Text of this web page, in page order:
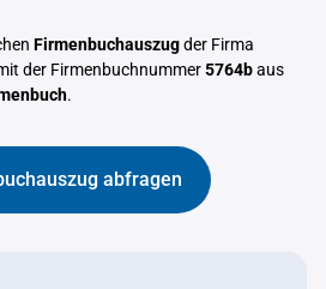
Firmenbuchauszugder Firma
der Firmenbuchnummer5764baus
.
abfragen